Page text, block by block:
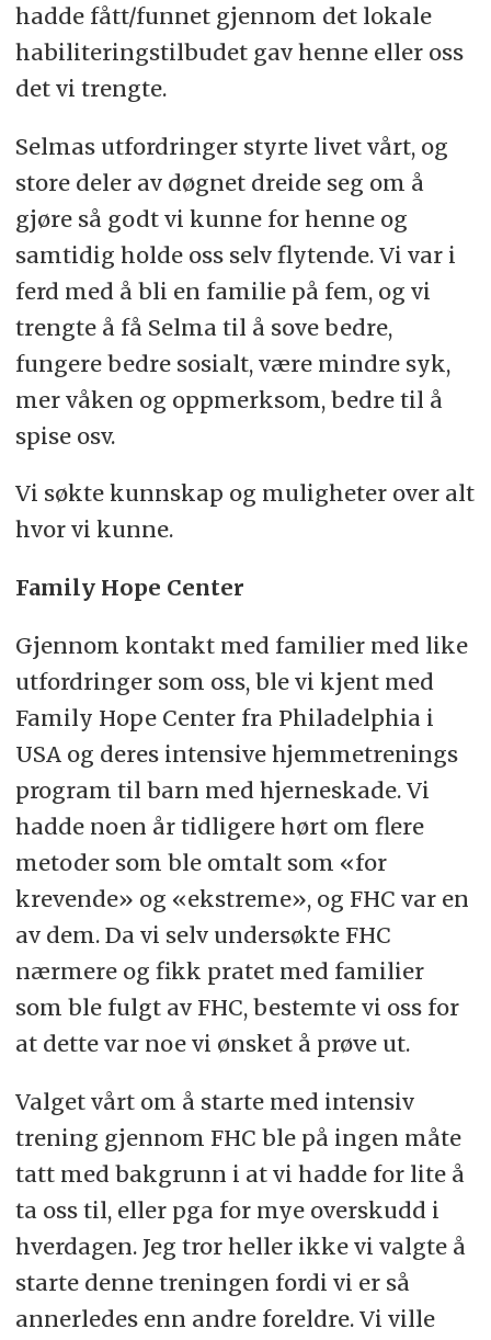
hadde fått/funnet gjennom det lokale
habiliteringstilbudet gav henne eller oss
det vi trengte.
Selmas utfordringer styrte livet vårt, og
store deler av døgnet dreide seg om å
gjøre så godt vi kunne for henne og
samtidig holde oss selv flytende. Vi var i
ferd med å bli en familie på fem, og vi
trengte å få Selma til å sove bedre,
fungere bedre sosialt, være mindre syk,
mer våken og oppmerksom, bedre til å
spise osv.
Vi søkte kunnskap og muligheter over alt
hvor vi kunne.
Family Hope Center
Gjennom kontakt med familier med like
utfordringer som oss, ble vi kjent med
Family Hope Center fra Philadelphia i
USA og deres intensive hjemmetrenings
program til barn med hjerneskade. Vi
hadde noen år tidligere hørt om flere
metoder som ble omtalt som «for
krevende» og «ekstreme», og FHC var en
av dem. Da vi selv undersøkte FHC
nærmere og fikk pratet med familier
som ble fulgt av FHC, bestemte vi oss for
at dette var noe vi ønsket å prøve ut.
Valget vårt om å starte med intensiv
trening gjennom FHC ble på ingen måte
tatt med bakgrunn i at vi hadde for lite å
ta oss til, eller pga for mye overskudd i
hverdagen. Jeg tror heller ikke vi valgte å
starte denne treningen fordi vi er så
annerledes enn andre foreldre. Vi ville